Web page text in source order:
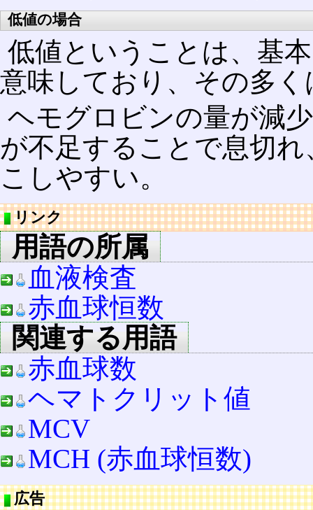
低値の場合
低値ということは、基
意味しており、その多く
ヘモグロビンの量が減
が不足することで息切
こしやすい。
リンク
用語の所属
血液検査
赤血球恒数
関連する用語
赤血球数
ヘマトクリット値
MCV
MCH (赤血球恒数)
広告